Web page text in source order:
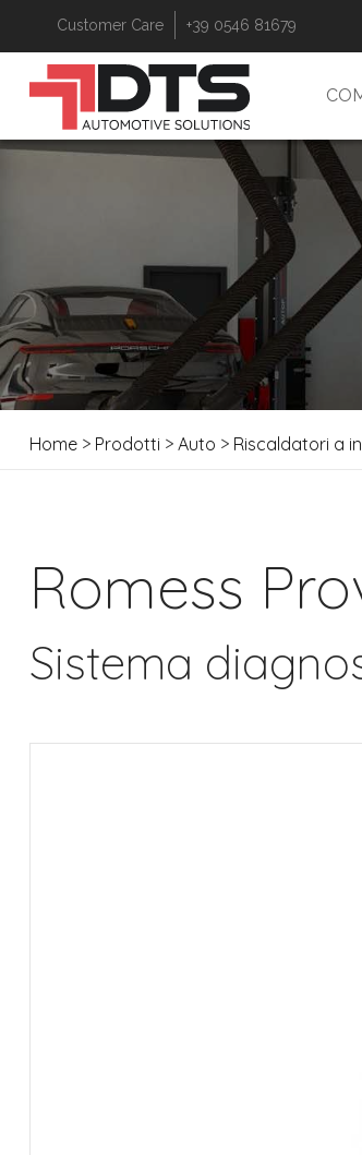
Customer Care +39 0546 81679
Home > Prodotti > Auto > Riscaldatori a
Romess
Sistema